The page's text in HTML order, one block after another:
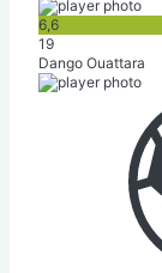
6,6
19
Dango Ouattara